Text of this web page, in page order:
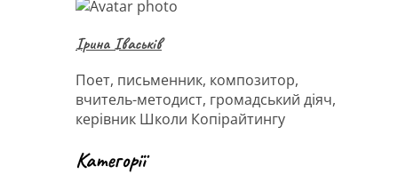
Ірина Іваськів
Поет, письменник, композитор,
вчитель-методист, громадський діяч,
керівник Школи Копірайтингу
Категорії